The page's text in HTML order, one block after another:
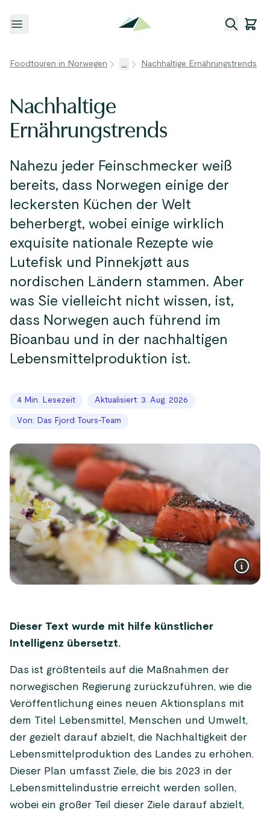
Menü öffnen
Foodtouren in Norwegen ... Nachhaltige Ernährungstrends
Nachhaltige
Ernährungstrends
Nahezu jeder Feinschmecker weiß
bereits, dass Norwegen einige der
leckersten Küchen der Welt
beherbergt, wobei einige wirklich
exquisite nationale Rezepte wie
Lutefisk und Pinnekjøtt aus
nordischen Ländern stammen. Aber
was Sie vielleicht nicht wissen, ist,
dass Norwegen auch führend im
Bioanbau und in der nachhaltigen
Lebensmittelproduktion ist.
4 Min. Lesezeit Aktualisiert: 3. Aug. 2026
Von: Das Fjord Tours-Team
Dieser Text wurde mit hilfe künstlicher
Intelligenz übersetzt.
Das ist größtenteils auf die Maßnahmen der
norwegischen Regierung zurückzuführen, wie die
Veröffentlichung eines neuen Aktionsplans mit
dem Titel Lebensmittel, Menschen und Umwelt,
der gezielt darauf abzielt, die Nachhaltigkeit der
Lebensmittelproduktion des Landes zu erhöhen.
Dieser Plan umfasst Ziele, die bis 2023 in der
Lebensmittelindustrie erreicht werden sollen,
wobei ein großer Teil dieser Ziele darauf abzielt,